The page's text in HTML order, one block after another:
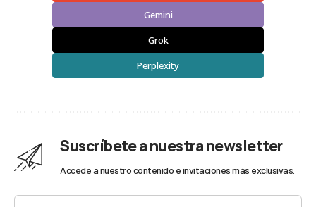
Gemini
Grok
Perplexity
Suscríbete a nuestra newsletter
Accede a nuestro contenido e invitaciones más exclusivas.